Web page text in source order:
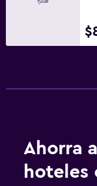
Ahorra
hoteles